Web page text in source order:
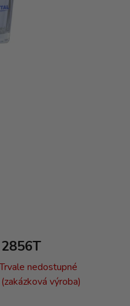
2856T
Trvale nedostupné
(zakázková výroba)